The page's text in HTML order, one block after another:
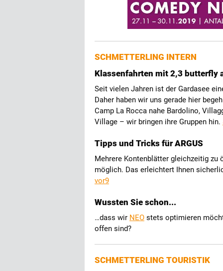
SCHMETTERLING INTERN
Klassenfahrten mit 2,3 butterfly
Seit vielen Jahren ist der Gardasee
Daher haben wir uns gerade hier
Camp La Rocca nahe Bardolino,
Village – wir bringen ihre Gruppen hin.
Tipps und Tricks für ARGUS
Mehrere Kontenblätter gleichzeitig zu
möglich. Das erleichtert Ihnen
vor9
Wussten Sie schon...
…dass wir NEO stets optimieren
offen sind?
SCHMETTERLING TOURISTIK